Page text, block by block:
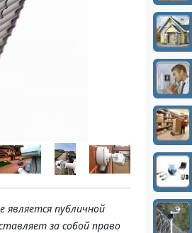
является публичной
за собой право